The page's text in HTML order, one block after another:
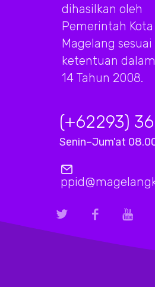
dihasilkan oleh
Pemerintah Kota
Magelang
ketentuan
14 Tahun 2008.
(+62293)
Senin–Jum'at